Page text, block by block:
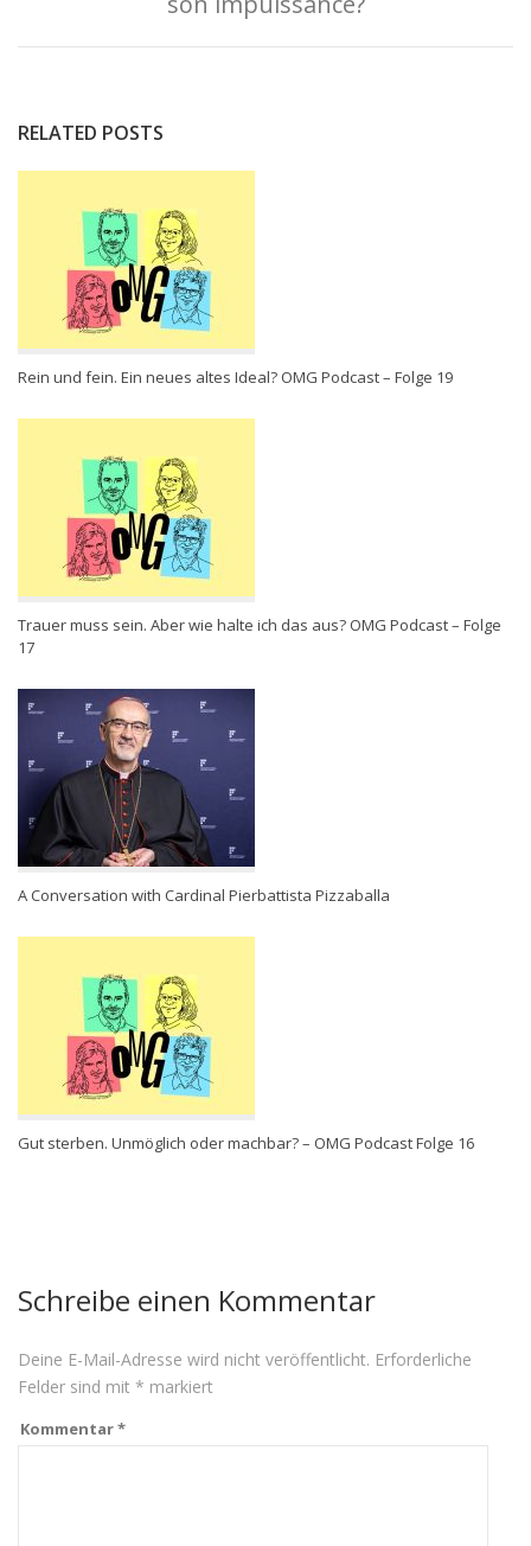
RELATED POSTS
Rein und fein. Ein neues altes Ideal? OMG Podcast – Folge 19
Trauer muss sein. Aber wie halte ich das aus? OMG Podcast – Folge
17
A Conversation with Cardinal Pierbattista Pizzaballa
Gut sterben. Unmöglich oder machbar? – OMG Podcast Folge 16
Schreibe einen Kommentar
Deine E-Mail-Adresse wird nicht veröffentlicht. Erforderliche
Felder sind mit * markiert
Kommentar*